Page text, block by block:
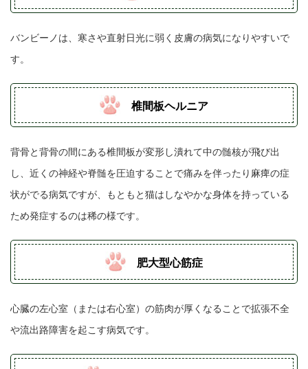
バンビーノは、寒さや直射日光に弱く皮膚の病気になりやすいで
す。
椎間板ヘルニア
背骨と背骨の間にある椎間板が変形し潰れて中の髄核が飛び出
し、近くの神経や脊髄を圧迫することで痛みを伴ったり麻痺の症
状がでる病気ですが、もともと猫はしなやかな身体を持っている
ため発症するのは稀の様です。
肥大型心筋症
心臓の左心室（または右心室）の筋肉が厚くなることで拡張不全
や流出路障害を起こす病気です。